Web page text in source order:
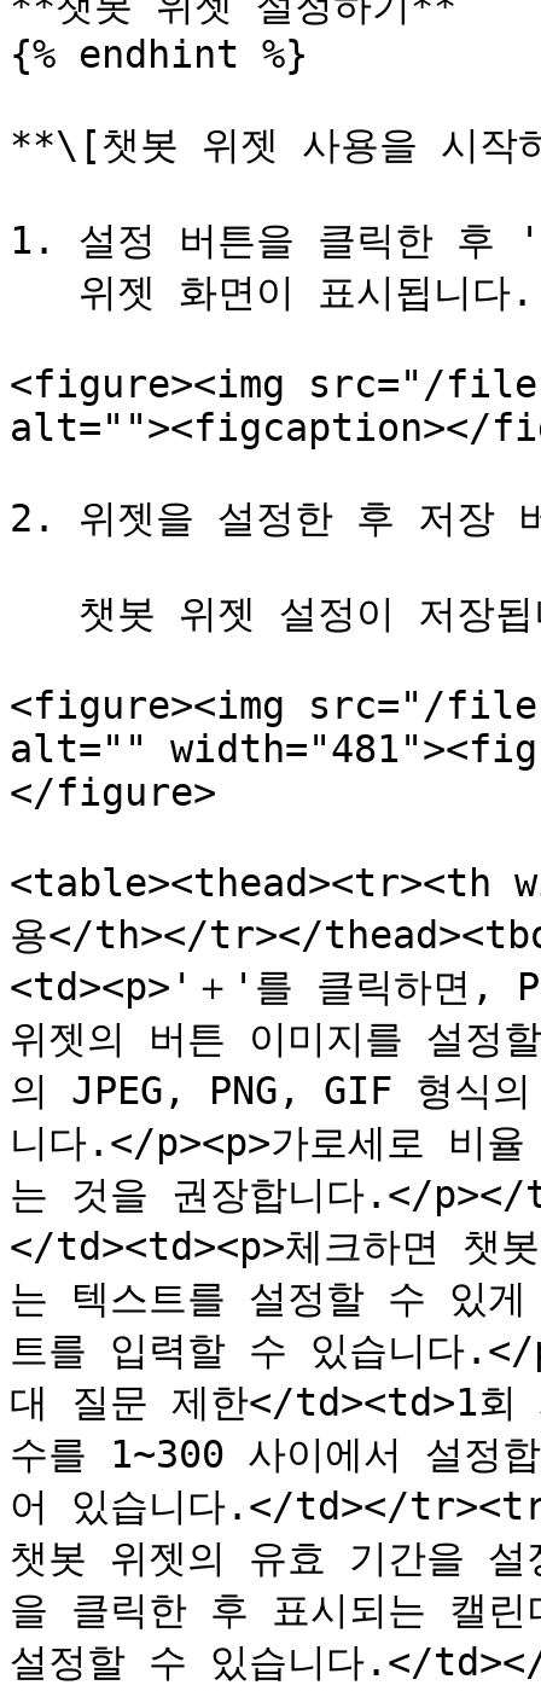
{% endhint %}
**\[챗봇 위젯 사용을 시작
1. 설정 버튼을 클릭한 후
<figure><img src="/files/
alt=""><figcaption></
2. 위젯을 설정한 후 저장
<figure><img src="/files/
alt=""
</figure>
<table><thead><tr><th
용</th></tr></
<td><p>'＋'를 클릭하면,
위젯의 버튼 이미지를 설정
의 JPEG, PNG, GIF 형식
니다.</p><p>가로세로 비
는 것을 권장합니다.</
</td><td><p>체크하면 챗
는 텍스트를 설정할 수 있
트를 입력할 수 있습니다
대 질문 제한</td><td>1회
수를 1~300 사이에서 설정
어 있습니다.</td></
챗봇 위젯의 유효 기간을
을 클릭한 후 표시되는 캘
설정할 수 있습니다.</